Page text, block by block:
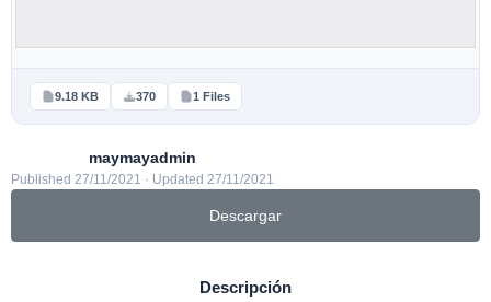
9.18 KB 370 1 Files
maymayadmin
Published 27/11/2021 · Updated 27/11/2021
Descargar
Descripción